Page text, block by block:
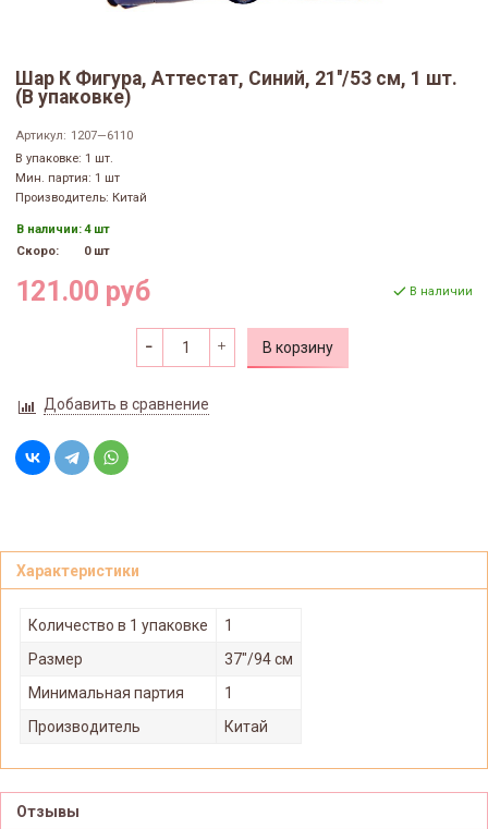
Шар К Фигура, Аттестат, Синий, 21''/53 см, 1 шт.
(В упаковке)
Артикул: 1207—6110
В упаковке: 1 шт.
Мин. партия: 1 шт
Производитель: Китай
В наличии:4 шт
Скоро:
0 шт
121.00 руб В наличии
В корзину
Добавить в сравнение
Характеристики
Количество в 1 упаковке
1
Размер
37"/94 см
Минимальная партия
1
Производитель
Китай
Отзывы